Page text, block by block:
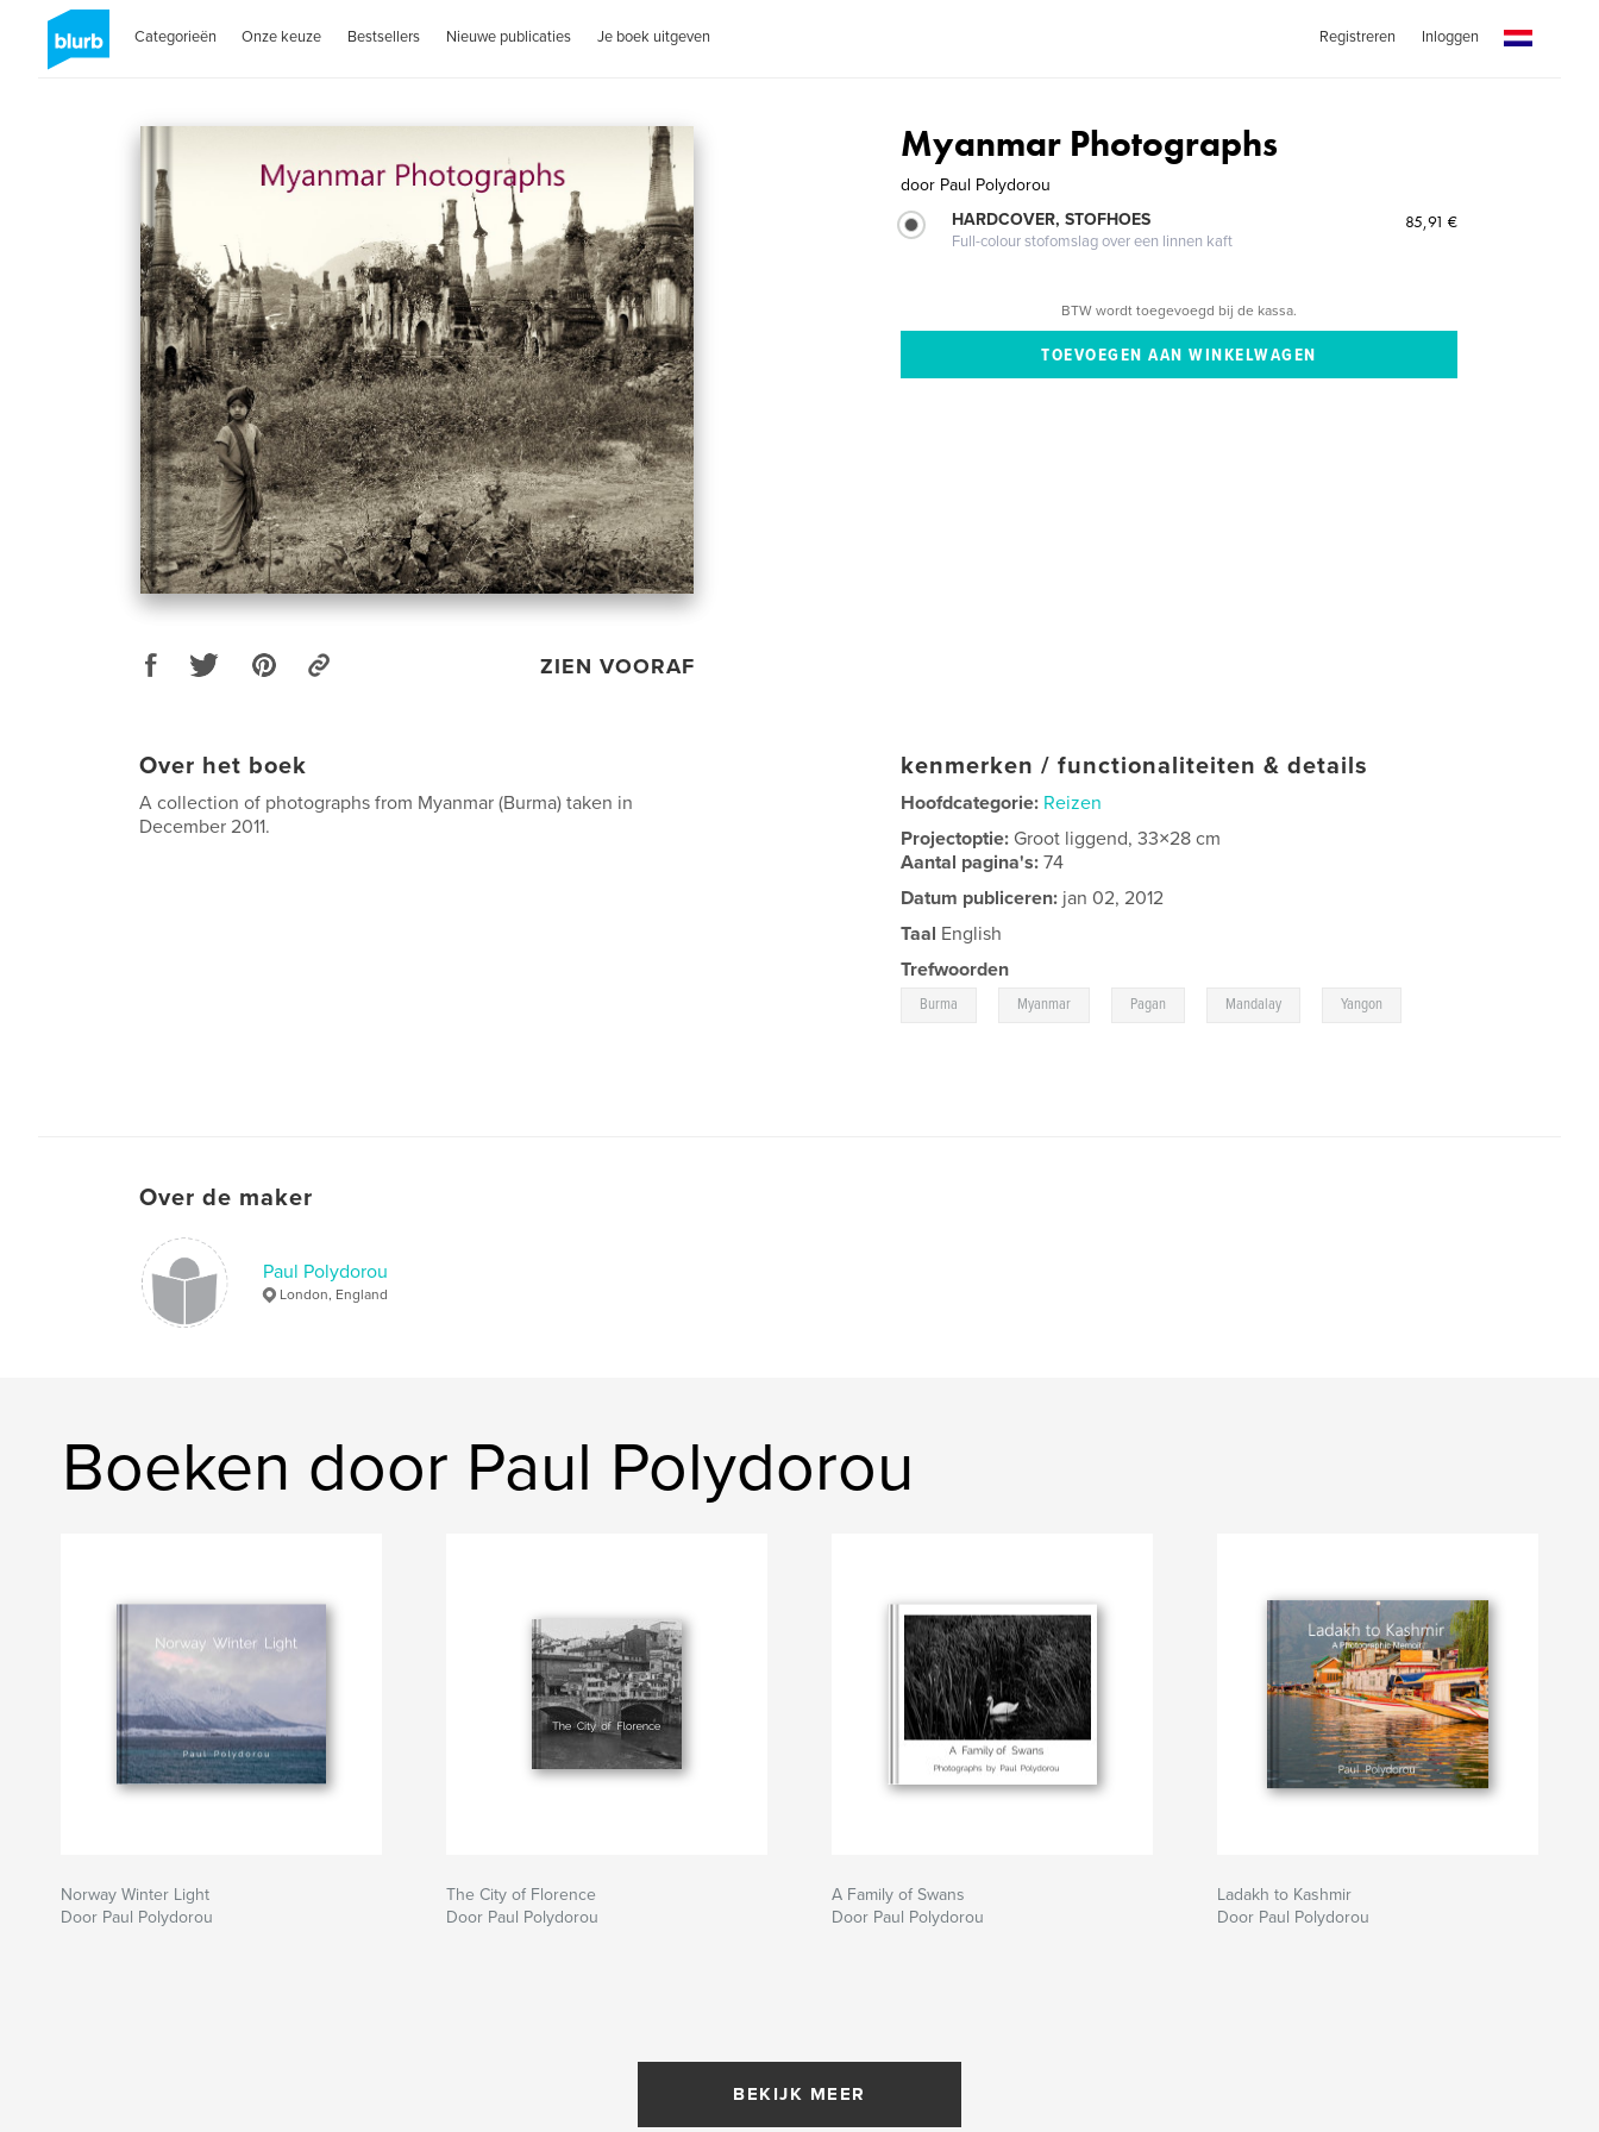
Categorieën Onze keuze Bestsellers Nieuwe publicaties Je boek uitgeven Registreren Inloggen
ZIEN VOORAF
Myanmar Photographs
door Paul Polydorou
HARDCOVER, STOFHOES
Full-colour stofomslag over een linnen kaft
85,91 €
BTW wordt toegevoegd bij de kassa.
Over het boek
A collection of photographs from Myanmar (Burma) taken in
December 2011.
kenmerken / functionaliteiten & details
Hoofdcategorie: Reizen
Projectoptie: Groot liggend, 33×28 cm
Aantal pagina's:74
Datum publiceren: jan 02, 2012
Taal English
Trefwoorden
Burma Myanmar Pagan Mandalay Yangon
Over de maker
Paul Polydorou
London, England
Boeken door Paul Polydorou
Norway Winter Light
Door Paul Polydorou
The City of Florence
Door Paul Polydorou
A Family of Swans
Door Paul Polydorou
Ladakh to Kashmir
Door Paul Polydorou
BEKIJK MEER